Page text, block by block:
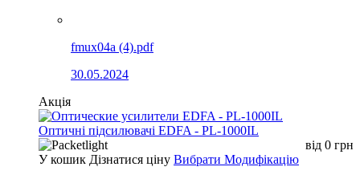
fmux04a (4).pdf
30.05.2024
Акція
Оптичні підсилювачі EDFA - PL-1000IL
від 0 грн
У кошик Дізнатися ціну Вибрати Модифікацію